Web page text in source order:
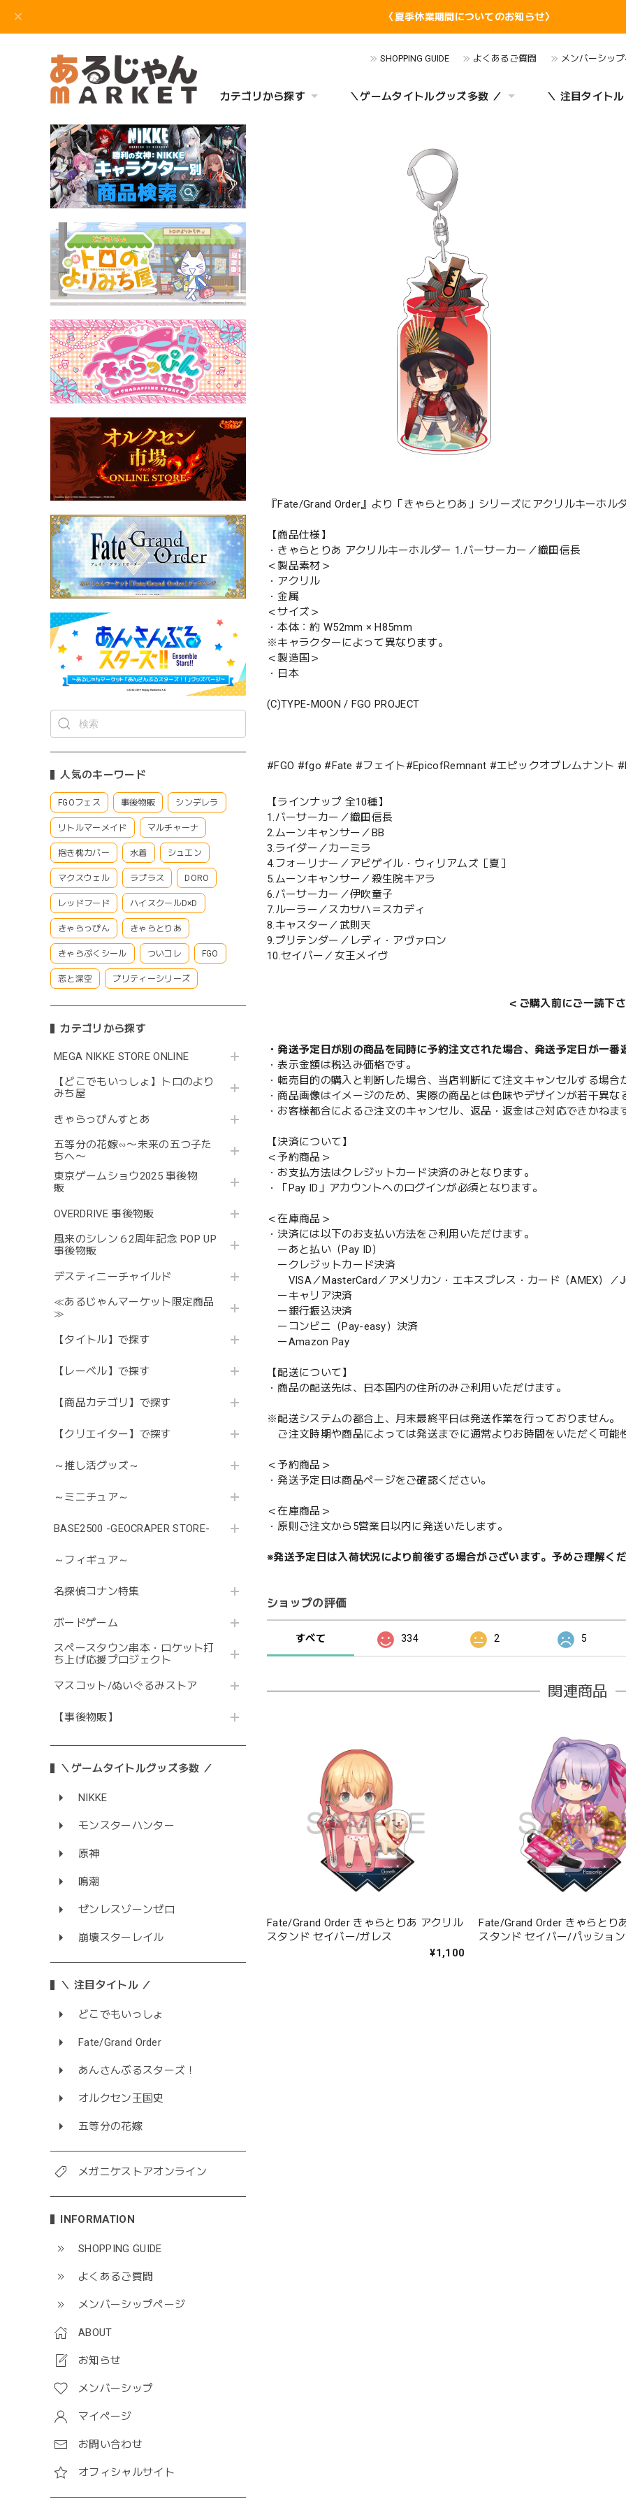
〈夏季休業期間についてのお知らせ〉
SHOPPING GUIDE よくあるご質問 メンバーシッ
カテゴリから探す ＼ゲームタイトルグッズ多数 ／ ＼ 注目タイト
人気のキーワード
FGOフェス 事後物販 シンデレラ
リトルマーメイド マルチャーナ
抱き枕カバー 水着 シュエン
マクスウェル ラプラス DORO
レッドフード ハイスクールD×D
きゃらっぴん きゃらとりあ
きゃらぷくシール ついコレ FGO
恋と深空 プリティーシリーズ
カテゴリから探す
MEGA NIKKE STORE ONLINE
【どこでもいっしょ】トロのより
みち屋
きゃらっぴんすとあ
五等分の花嫁∽〜未来の五つ子た
ちへ〜
東京ゲームショウ2025 事後物
販
OVERDRIVE 事後物販
風来のシレン６2周年記念 POP UP
事後物販
デスティニーチャイルド
≪あるじゃんマーケット限定商品
≫
【タイトル】で探す
【レーベル】で探す
【商品カテゴリ】で探す
【クリエイター】で探す
～推し活グッズ～
～ミニチュア～
BASE2500 -GEOCRAPER STORE-
～フィギュア～
名探偵コナン特集
ボードゲーム
スペースタウン串本・ロケット打
ち上げ応援プロジェクト
マスコット/ぬいぐるみストア
【事後物販】
＼ゲームタイトルグッズ多数 ／
NIKKE
モンスターハンター
原神
鳴潮
ゼンレスゾーンゼロ
崩壊スターレイル
＼ 注目タイトル ／
どこでもいっしょ
Fate/Grand Order
あんさんぶるスターズ！
オルクセン王国史
五等分の花嫁
メガニケストアオンライン
INFORMATION
SHOPPING GUIDE
よくあるご質問
メンバーシップページ
ABOUT
お知らせ
メンバーシップ
マイページ
お問い合わせ
オフィシャルサイト
『Fate/Grand Order』より「きゃらとりあ」シリーズにアクリルキーホル
【商品仕様】
・きゃらとりあ アクリルキーホルダー 1.バーサーカー／織田信長
＜製品素材＞
・アクリル
・金属
＜サイズ＞
・本体：約 W52mm × H85mm
※キャラクターによって異なります。
＜製造国＞
・日本
(C)TYPE-MOON / FGO PROJECT
#FGO #fgo #Fate #フェイト#EpicofRemnant #エピックオブレムナント
【ラインナップ 全10種】
1.バーサーカー／織田信長
2.ムーンキャンサー／BB
3.ライダー／カーミラ
4.フォーリナー／アビゲイル・ウィリアムズ［夏］
5.ムーンキャンサー／殺生院キアラ
6.バーサーカー／伊吹童子
7.ルーラー／スカサハ＝スカディ
8.キャスター／武則天
9.プリテンダー／レディ・アヴァロン
10.セイバー／女王メイヴ
＜ご購入前にご一読下
・発送予定日が別の商品を同時に予約注文された場合、発送予定日が一
・表示金額は税込み価格です。
・転売目的の購入と判断した場合、当店判断にて注文キャンセルする場合
・商品画像はイメージのため、実際の商品とは色味やデザインが若干異な
・お客様都合によるご注文のキャンセル、返品・返金はご対応できかねま
【決済について】
＜予約商品＞
・お支払方法はクレジットカード決済のみとなります。
・「Pay ID」アカウントへのログインが必須となります。
＜在庫商品＞
・決済には以下のお支払い方法をご利用いただけます。
ーあと払い（Pay ID）
ークレジットカード決済
VISA／MasterCard／アメリカン・エキスプレス・カード（AMEX）／
ーキャリア決済
ー銀行振込決済
ーコンビニ（Pay-easy）決済
ーAmazon Pay
【配送について】
・商品の配送先は、日本国内の住所のみご利用いただけます。
※配送システムの都合上、月末最終平日は発送作業を行っておりません。
ご注文時期や商品によっては発送までに通常よりお時間をいただく可能
＜予約商品＞
・発送予定日は商品ページをご確認ください。
＜在庫商品＞
・原則ご注文から5営業日以内に発送いたします。
※発送予定日は入荷状況により前後する場合がございます。予めご理解く
ショップの評価
すべて 334 2 5
関連商品
Fate/Grand Order きゃらとりあ アクリル
スタンド セイバー/ガレス
¥1,100
Fate/Grand Order きゃらとり
スタンド セイバー/パッショ